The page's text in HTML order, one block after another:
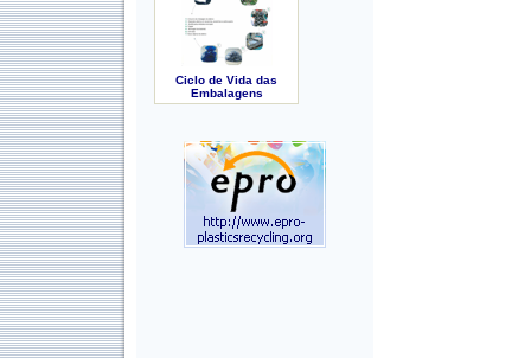
Ciclo de Vida das
Embalagens